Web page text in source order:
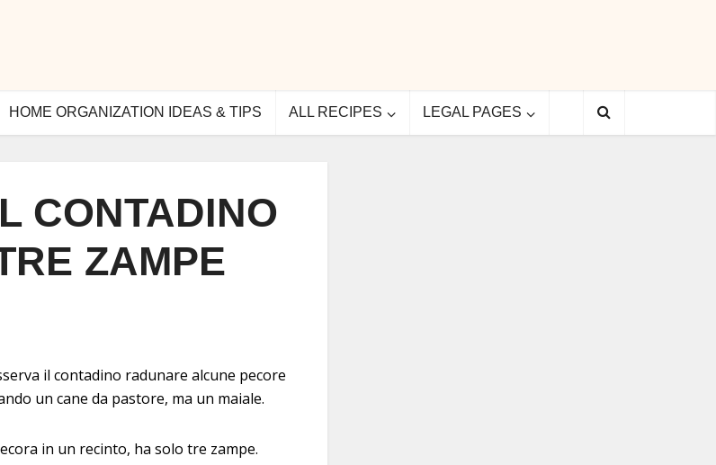
HOME ORGANIZATION IDEAS & TIPS ALL RECIPES LEGAL PAGES
CONTADINO
ZAMPE
il contadino radunare alcune pecore
un cane da pastore, ma un maiale.
in un recinto, ha solo tre zampe.